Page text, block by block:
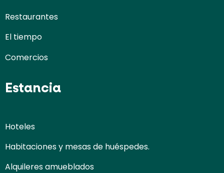
Restaurantes
El tiempo
Comercios
Estancia
Hoteles
Habitaciones y mesas de huéspedes.
Alquileres amueblados